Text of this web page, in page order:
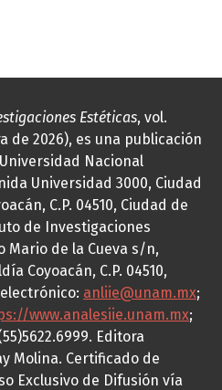
Estéticas, vol.
de 2026), es una publicación
Nacional
Universidad 3000, Ciudad
C.P. 04510, Ciudad de
de Investigaciones
Mario de la Cueva s/n,
Coyoacán, C.P. 04510,
anliie@unam.mx;
www.analesiie.unam.mx;
Editora
Molina. Certificado de
Exclusivo de Difusión vía